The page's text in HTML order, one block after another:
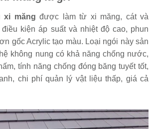
xi măng được làm từ xi măng, cát và
kiện áp suất và nhiệt độ cao, phun
gốc Acrylic tạo màu. Loại ngói này sản
không nung có khả năng chống nước,
tính năng chống đóng băng tuyết tốt,
chi phí quản lý vật liệu thấp, giá cả